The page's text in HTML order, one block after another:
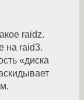
raidz.
на raid3.
«диска